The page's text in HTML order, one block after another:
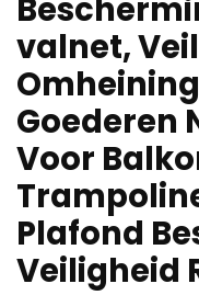
valnet,
Goederen
Voor
Plafond
Veiligheid